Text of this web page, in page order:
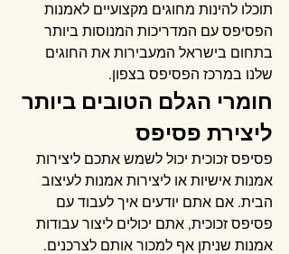
תוכלו להינות מחוגים מקצועיים לאמנות
הפסיפס עם המדריכות המנוסות ביותר
בתחום בישראל המעבירות את החוגים
שלנו במרכז הפסיפס בצפון.
חומרי הגלם הטובים ביותר
ליצירת פסיפס
פסיפס זכוכית יכול לשמש אתכם ליצירות
אמנות אישיות או ליצירות אמנות לעיצוב
הבית. אם אתם יודעים איך לעבוד עם
פסיפס זכוכית, אתם יכולים ליצור עבודות
אמנות שניתן אף למכור אותם לצרכנים.